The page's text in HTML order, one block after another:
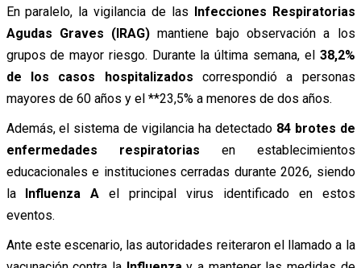
En paralelo, la vigilancia de las Infecciones Respiratorias
Agudas Graves (IRAG)mantiene bajo observación a los
grupos de mayor riesgo. Durante la última semana, el 38,2%
de los casos hospitalizados correspondió a personas
mayores de 60 años y el **23,5% a menores de dos años.
Además, el sistema de vigilancia ha detectado 84 brotes de
enfermedades respiratorias en establecimientos
educacionales e instituciones cerradas durante 2026, siendo
la Influenza A el principal virus identificado en estos
eventos.
Ante este escenario, las autoridades reiteraron el llamado a la